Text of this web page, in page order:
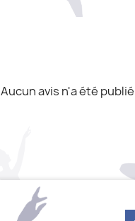
Aucun avis n'a été